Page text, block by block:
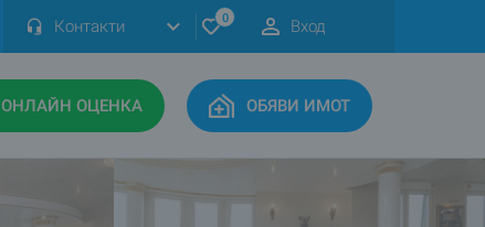
Контакти 0 Вход
ОНЛАЙН ОЦЕНКА ОБЯВИ ИМОТ